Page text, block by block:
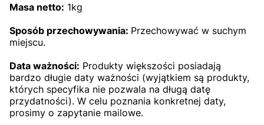
Masa netto: 1kg
Sposób przechowywania: Przechowywać w suchym
miejscu.
Data ważności: Produkty większości posiadają
bardzo długie daty ważności (wyjątkiem są produkty,
których specyfika nie pozwala na długą datę
przydatności). W celu poznania konkretnej daty,
prosimy o zapytanie mailowe.